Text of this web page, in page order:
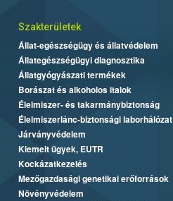
Szakterületek
Állat-egészségügy és állatvédelem
Állategészségügyi diagnosztika
Állatgyógyászati termékek
Borászat és alkoholos italok
Élelmiszer- és takarmánybiztonság
Élelmiszerlánc-biztonsági laborhálózat
Járványvédelem
Kiemelt ügyek, EUTR
Kockázatkezelés
Mezőgazdasági genetikai erőforrások
Növényvédelem